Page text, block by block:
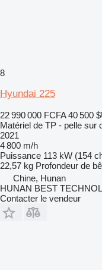
8
Hyundai 225
22 990 000 FCFA 40 500
Matériel de TP - pelle sur
2021
4 800 m/h
Puissance 113 kW (154
22,57 kg Profondeur de
Chine, Hunan
HUNAN BEST
Contacter le vendeur